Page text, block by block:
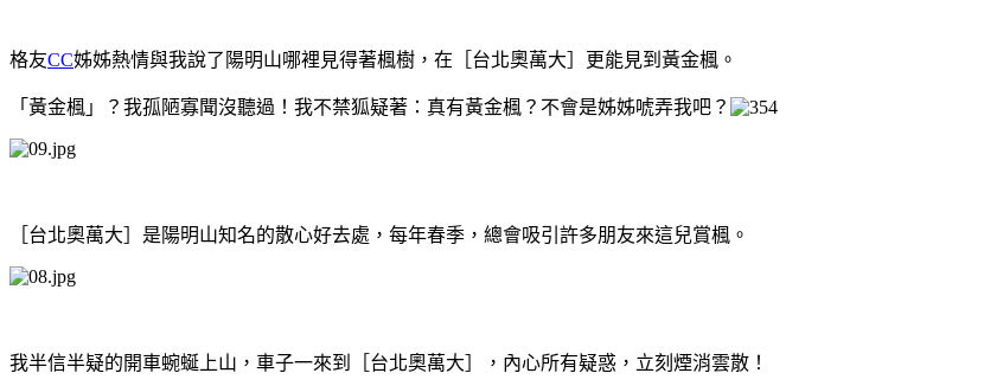
格友CC姊姊熱情與我說了陽明山哪裡見得著楓樹，在［台北奧萬大］更能見到黃金楓。
「黃金楓」？我孤陋寡聞沒聽過！我不禁狐疑著：真有黃金楓？不會是姊姊唬弄我吧？
［台北奧萬大］是陽明山知名的散心好去處，每年春季，總會吸引許多朋友來這兒賞楓。
我半信半疑的開車蜿蜒上山，車子一來到［台北奧萬大］，內心所有疑惑，立刻煙消雲散！